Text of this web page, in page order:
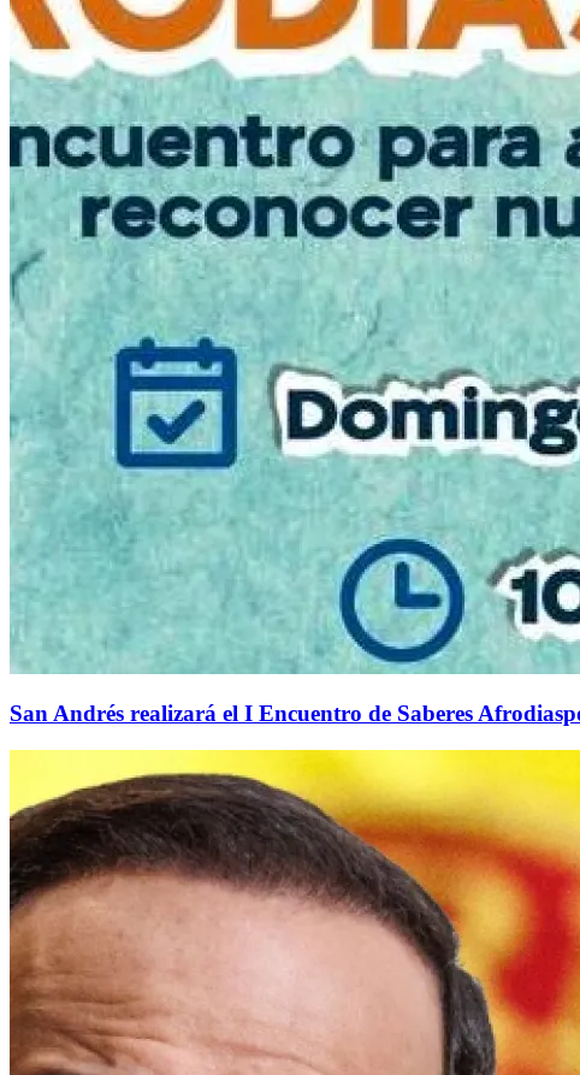
San Andrés realizará el I Encuentro de Saberes